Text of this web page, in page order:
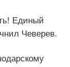
Единый
Чеверев.